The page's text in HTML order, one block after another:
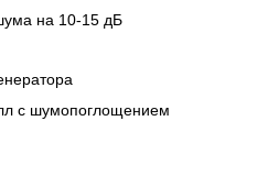
на 10-15 дБ
с шумопоглощением